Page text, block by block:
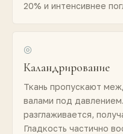
20% и интенсивнее
◎
Каландрирование
Ткань пропускают
валами под
разглаживается,
Гладкость частично